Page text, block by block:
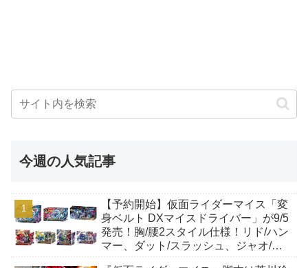
今週の人気記事
【予約開始】仮面ライダーマイス「変
身ベルト DXマイスドライバー」が9/5
発売！胸/腰2スタイル仕様！リド/ハン
マー、ダット/スラッシュ、ジャオ/バ